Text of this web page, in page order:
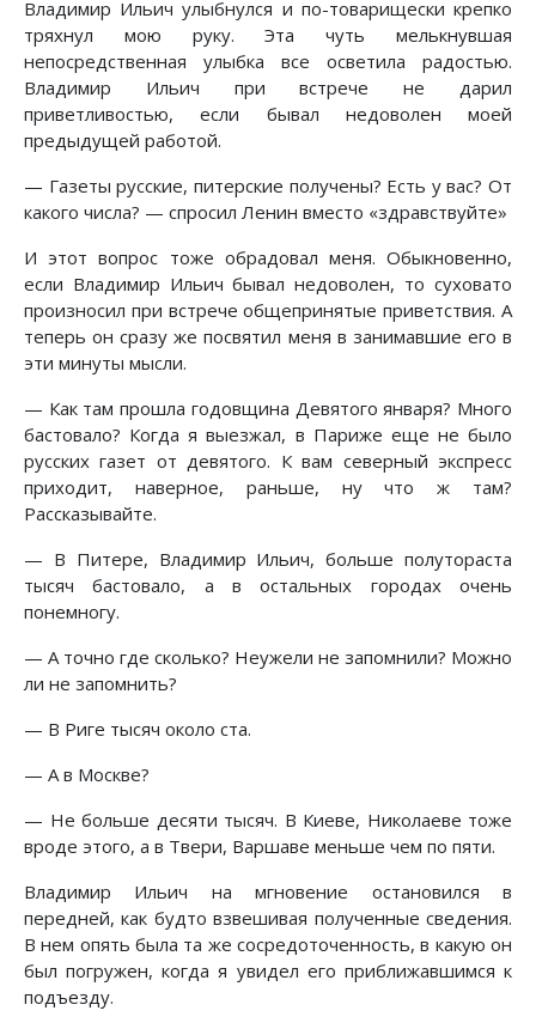
Владимир Ильич улыбнулся и по-товарищески крепко
тряхнул мою руку. Эта чуть мелькнувшая
непосредственная улыбка все осветила радостью.
Владимир Ильич при встрече не дарил
приветливостью, если бывал недоволен моей
предыдущей работой.
— Газеты русские, питерские получены? Есть у вас? От
какого числа? — спросил Ленин вместо «здравствуйте»
И этот вопрос тоже обрадовал меня. Обыкновенно,
если Владимир Ильич бывал недоволен, то суховато
произносил при встрече общепринятые приветствия. А
теперь он сразу же посвятил меня в занимавшие его в
эти минуты мысли.
— Как там прошла годовщина Девятого января? Много
бастовало? Когда я выезжал, в Париже еще не было
русских газет от девятого. К вам северный экспресс
приходит, наверное, раньше, ну что ж там?
Рассказывайте.
— В Питере, Владимир Ильич, больше полутораста
тысяч бастовало, а в остальных городах очень
понемногу.
— А точно где сколько? Неужели не запомнили? Можно
ли не запомнить?
— В Риге тысяч около ста.
— А в Москве?
— Не больше десяти тысяч. В Киеве, Николаеве тоже
вроде этого, а в Твери, Варшаве меньше чем по пяти.
Владимир Ильич на мгновение остановился в
передней, как будто взвешивая полученные сведения.
В нем опять была та же сосредоточенность, в какую он
был погружен, когда я увидел его приближавшимся к
подъезду.